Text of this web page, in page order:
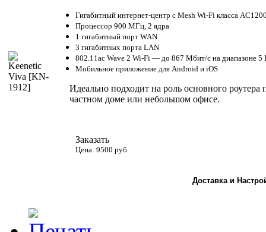
Гигабитный интернет-центр с Mesh Wi-Fi класса
Процессор 900 МГц, 2 ядра
1 гигабитный порт WAN
3 гигабитных порта LAN
802.11ac Wave 2 Wi-Fi — до 867 Мбит/с на диапазоне
Мобильное приложение для Android и iOS
Идеально подходит на роль основного
частном доме или небольшом офисе.
Заказать
Цена: 9500 руб.
Доставка и